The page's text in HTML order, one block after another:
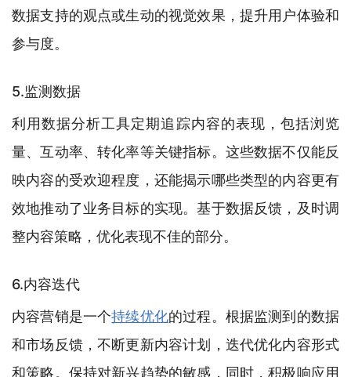
数据支持的观点或生动的视觉效果，提升用户体验和
参与度。
5.监测数据
利用数据分析工具定期追踪内容的表现，包括浏览
量、互动率、转化率等关键指标。这些数据不仅能反
映内容的受欢迎程度，还能揭示哪些类型的内容更有
效地推动了业务目标的实现。基于数据反馈，及时调
整内容策略，优化表现不佳的部分。
6.内容迭代
内容营销是一个持续优化的过程。根据监测到的数据
和市场反馈，不断更新内容计划，迭代优化内容形式
和策略。保持对新兴趋势的敏感，同时，积极响应用